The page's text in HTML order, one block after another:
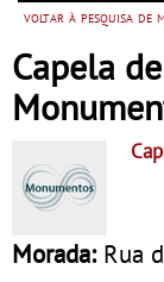
voltar à pesquisa de
Capela
Morada: Rua